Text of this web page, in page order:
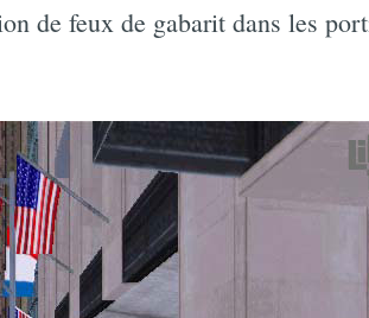
de feux de gabarit dans les